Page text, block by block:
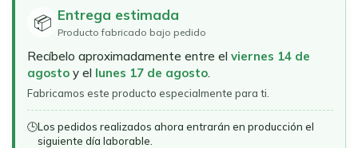
📦 Entrega estimada
Producto fabricado bajo pedido
Recíbelo aproximadamente entre el viernes 14 de
agosto y el lunes 17 de agosto.
Fabricamos este producto especialmente para ti.
🕒Los pedidos realizados ahora entrarán en producción el
siguiente día laborable.